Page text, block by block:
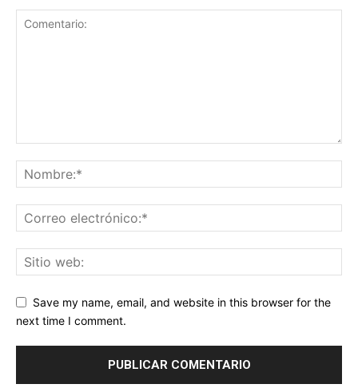
Save my name, email, and website in this browser for the
next time I comment.